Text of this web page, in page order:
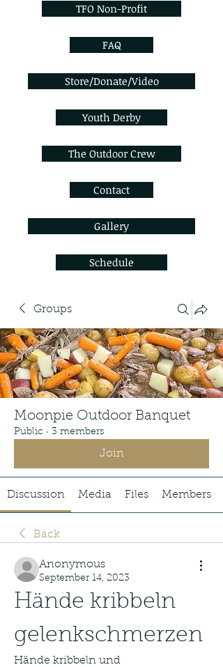
TFO Non-Profit
FAQ
Store/Donate/Video
Youth Derby
The Outdoor Crew
Contact
Gallery
Schedule
Groups
Moonpie Outdoor Banquet
Public · 3 members
Join
Discussion Media Files Members
Back
Anonymous
September 14, 2023
Hände kribbeln
gelenkschmerzen
Hände kribbeln und